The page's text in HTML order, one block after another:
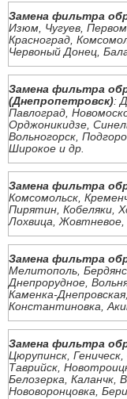
Замена фильтра
Изюм, Чугуев,
Красноград,
Червоный Донец,
Замена фильтра
(Днепропетровск):
Павлоград,
Орджоникидзе,
Вольногорск,
Широкое и др.
Замена фильтра
Комсомольск,
Пирятин, Кобеляки,
Лохвица,
Замена фильтра
Мелитополь,
Днепрорудное,
Каменка-
Константиновка,
Замена фильтра
Цюрупинск,
Таврийск,
Белозерка, Каланчк,
Нововоронцовка,